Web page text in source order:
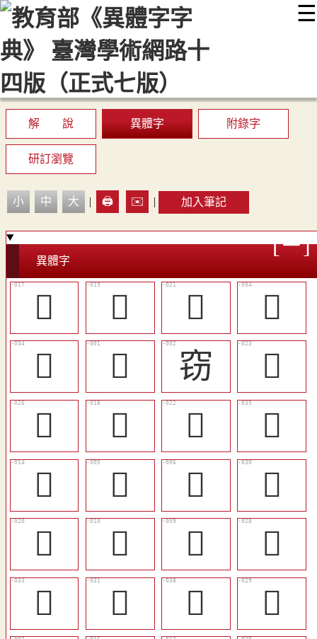
☰
::: 最新消息 常見問題 編輯說明
顯示模式
網站導覽
解 說 異體字 附錄字
研訂瀏覽
小 中 大 | 🖨️ ✉️ | 加入筆記
異體字
󴏺 󴏼 󴏾
󴏲
󴐉
𢿑 窃
󴐀
𥧼
󴏻 󴏿
󴐊
󴏸
𥨷 𥨱
󴐆
󴏽
󴏴 󴏳
󴐄
󴐈
󴐇 󴐌
󴐅